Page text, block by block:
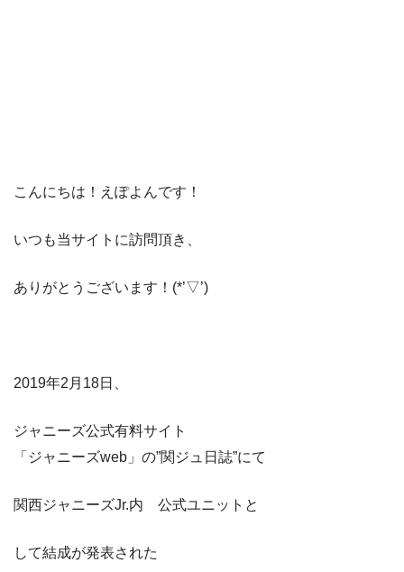
こんにちは！えぽよんです！
​いつも当サイト​に訪問頂き、​
ありがとうございます！(*’▽’)​​
2019年2月18日、
ジャニーズ公式有料サイト
「ジャニーズweb」の”関ジュ日誌”にて
関西ジャニーズJr.内 公式ユニットと
して結成が発表された